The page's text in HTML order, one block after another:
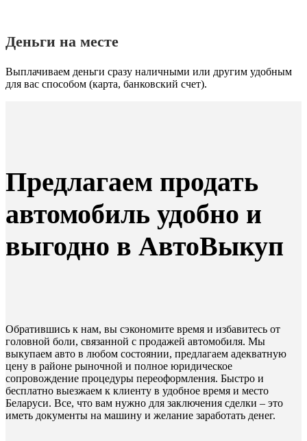
Деньги на месте
Выплачиваем деньги сразу наличными или другим удобным
для вас способом (карта, банковский счет).
Предлагаем продать
автомобиль удобно и
выгодно в АвтоВыкуп
Обратившись к нам, вы сэкономите время и избавитесь от
головной боли, связанной с продажей автомобиля. Мы
выкупаем авто в любом состоянии, предлагаем адекватную
цену в районе рыночной и полное юридическое
сопровождение процедуры переоформления. Быстро и
бесплатно выезжаем к клиенту в удобное время и место
Беларуси. Все, что вам нужно для заключения сделки – это
иметь документы на машину и желание заработать денег.